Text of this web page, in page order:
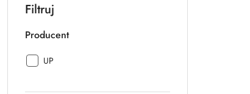
Filtruj
Producent
Producent:
UP